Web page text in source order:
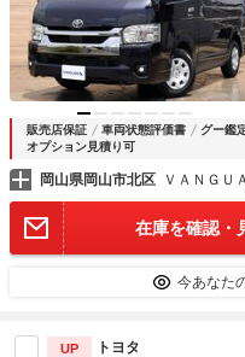
販売店保証 車両状態評価書 グー鑑
オプション見積り可
岡山県岡山市北区
在庫を確認・
今あなた
UP トヨタ